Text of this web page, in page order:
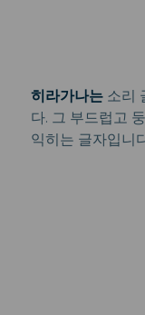
히라가나는 소리
다. 그 부드럽고
익히는 글자입니